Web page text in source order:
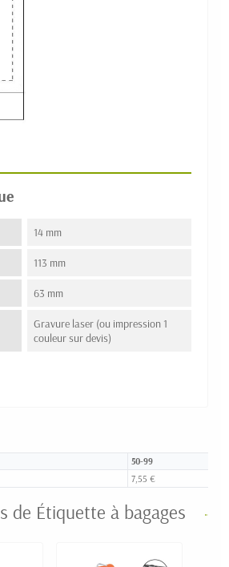
14 mm
113 mm
63 mm
Gravure laser (ou impression 1
couleur sur devis)
50-99
7,55 €
de Étiquette à bagages